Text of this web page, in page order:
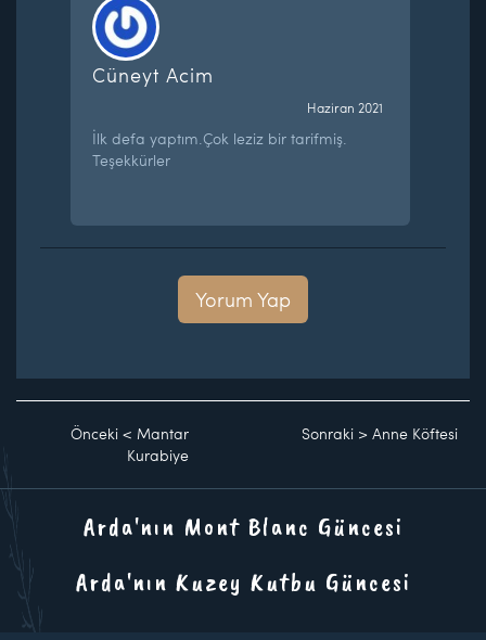
Cüneyt Acim
Haziran 2021
İlk defa yaptım.Çok leziz bir tarifmiş.
Teşekkürler
Yorum Yap
Önceki < Mantar
Kurabiye
Sonraki >Anne Köftesi
Arda'nın Mont Blanc Güncesi
Arda'nın Kuzey Kutbu Güncesi